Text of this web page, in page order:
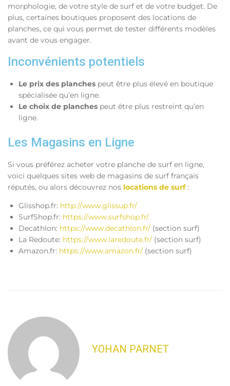
morphologie, de votre style de surf et de votre budget. De
plus, certaines boutiques proposent des locations de
planches, ce qui vous permet de tester différents modèles
avant de vous engager.
Inconvénients potentiels
Le prix des planches peut être plus élevé en boutique
spécialisée qu’en ligne.
Le choix de planches peut être plus restreint qu’en
ligne.
Les Magasins en Ligne
Si vous préférez acheter votre planche de surf en ligne,
voici quelques sites web de magasins de surf français
réputés, ou alors découvrez nos locations de surf:
Glisshop.fr: http://www.glissup.fr/
SurfShop.fr: https://www.surfshop.fr/
Decathlon: https://www.decathlon.fr/ (section surf)
La Redoute: https://www.laredoute.fr/ (section surf)
Amazon.fr: https://www.amazon.fr/ (section surf)
YOHAN PARNET